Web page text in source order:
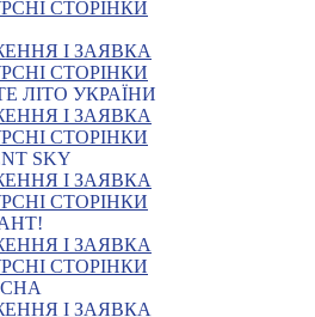
СТОРІНКИ
І ЗАЯВКА
СТОРІНКИ
ЛІТО УКРАЇНИ
І ЗАЯВКА
СТОРІНКИ
SKY
І ЗАЯВКА
СТОРІНКИ
І ЗАЯВКА
СТОРІНКИ
І ЗАЯВКА